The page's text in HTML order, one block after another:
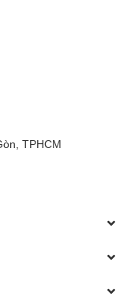
TPHCM